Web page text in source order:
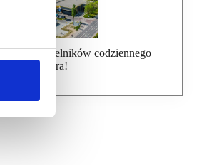
7000 czytelników codziennego
newslettera!